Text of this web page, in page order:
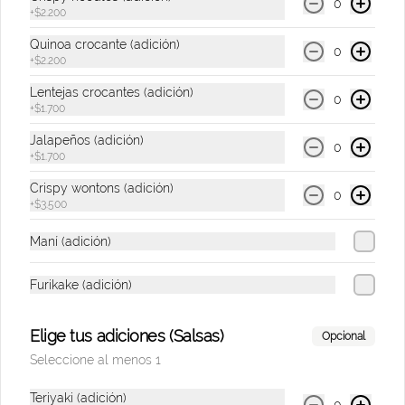
$9.500
Tres Cordilleras
Cervezas
Combos Presenciales
(Acevichado + Coca Cola)
donados a la fundación Impaktemos para
+$2.200
0
Quinoa crocante (adición)
+$2.200
0
Lentejas crocantes (adición)
+$1.700
0
Jalapeños (adición)
+$1.700
0
Crispy wontons (adición)
+$3.500
0
Maní (adición)
Furikake (adición)
Elige tus adiciones (Salsas) Opcional
Seleccione al menos 1
Teriyaki (adición)